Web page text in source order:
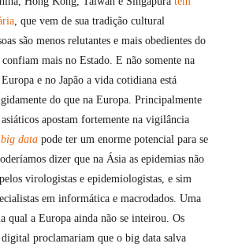
, que vem de sua tradição cultural
são menos relutantes e mais obedientes do
mais no Estado. E não somente na
e no Japão a vida cotidiana está
do que na Europa. Principalmente
apostam fortemente na vigilância
big data pode ter um enorme potencial para se
dizer que na Ásia as epidemias não
virologistas e epidemiologistas, e sim
em informática e macrodados. Uma
qual a Europa ainda não se inteirou. Os
proclamariam que o big data salva